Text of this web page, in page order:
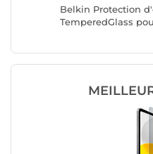
Belkin Protection
TemperedGlass